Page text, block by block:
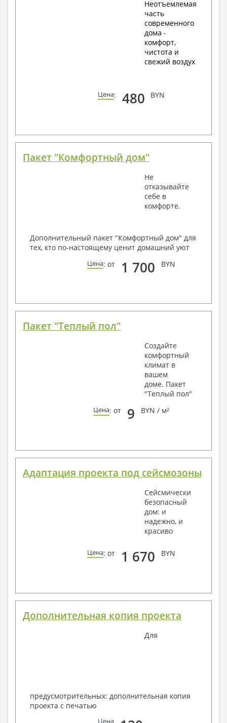
Неотъемлемая
часть
современного
дома -
комфорт,
чистота и
свежий воздух
Цена: 480 BYN
Пакет "Комфортный дом"
Не
отказывайте
себе в
комфорте.
Дополнительный пакет "Комфортный дом" для
тех, кто по-настоящему ценит домашний уют
Цена: от 1 700 BYN
Пакет "Теплый пол"
Создайте
комфортный
климат в
вашем
доме. Пакет
"Теплый пол"
Цена: от 9 BYN / м²
Адаптация проекта под сейсмозоны
Сейсмически
безопасный
дом: и
надежно, и
красиво
Цена: от 1 670 BYN
Дополнительная копия проекта
Для
предусмотрительных: дополнительная копия
проекта с печатью